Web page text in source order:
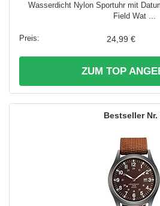
Wasserdicht Nylon Sportuhr mit
Field Wat ...
24,99 €
ZUM TOP